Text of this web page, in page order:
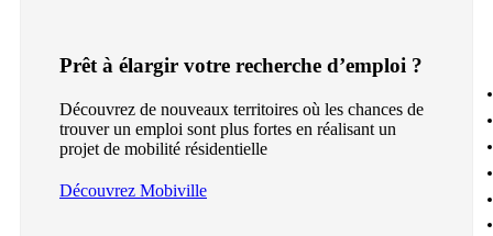
Prêt à élargir votre recherche d’emploi ?
Découvrez de nouveaux territoires où les chances de
trouver un emploi sont plus fortes en réalisant un
projet de mobilité résidentielle
Découvrez Mobiville